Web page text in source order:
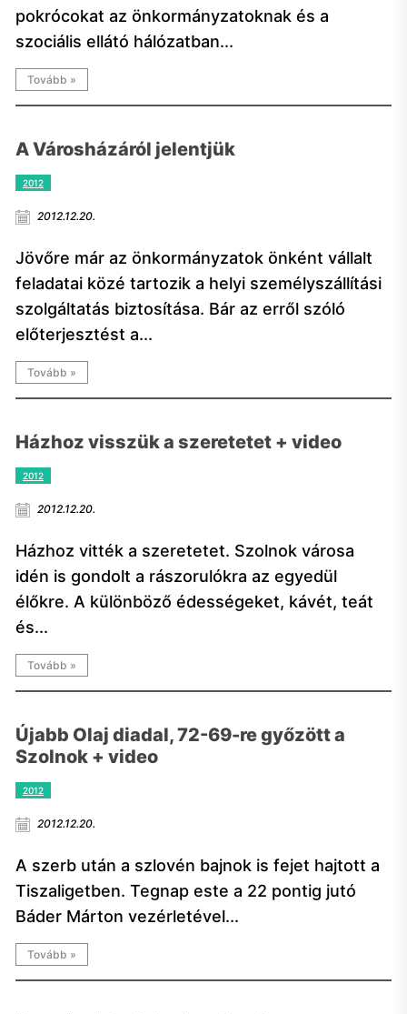
pokrócokat az önkormányzatoknak és a
szociális ellátó hálózatban...
Tovább »
A Városházáról jelentjük
2012
2012.12.20.
Jövőre már az önkormányzatok önként vállalt
feladatai közé tartozik a helyi személyszállítási
szolgáltatás biztosítása. Bár az erről szóló
előterjesztést a...
Tovább »
Házhoz visszük a szeretetet + video
2012
2012.12.20.
Házhoz vitték a szeretetet. Szolnok városa
idén is gondolt a rászorulókra az egyedül
élőkre. A különböző édességeket, kávét, teát
és...
Tovább »
Újabb Olaj diadal, 72-69-re győzött a
Szolnok + video
2012
2012.12.20.
A szerb után a szlovén bajnok is fejet hajtott a
Tiszaligetben. Tegnap este a 22 pontig jutó
Báder Márton vezérletével...
Tovább »